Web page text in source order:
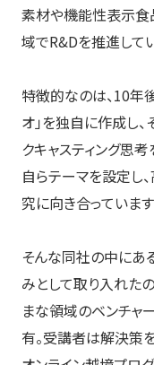
素材や機能性表示食
域でR&Dを推進して
特徴的なのは、10年
オ」を独自に作成し
クキャスティング思
自らテーマを設定し
究に向き合っています
そんな同社の中に
みとして取り入れた
まな領域のベンチャ
有。受講者は解決策